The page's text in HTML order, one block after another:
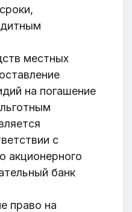
04-48
местных
на погашение
с
акционерного
банк
право на